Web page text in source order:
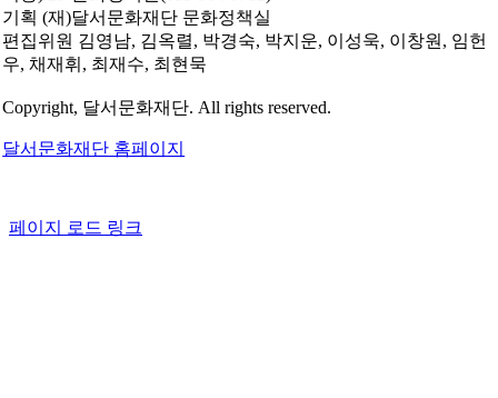
기획 (재)달서문화재단 문화정책실
편집위원 김영남, 김옥렬, 박경숙, 박지운, 이성욱, 이창원, 임헌
우, 채재휘, 최재수, 최현묵
Copyright, 달서문화재단. All rights reserved.
달서문화재단 홈페이지
페이지 로드 링크